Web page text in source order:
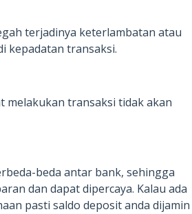
terjadinya keterlambatan atau
kepadatan transaksi.
melakukan transaksi tidak akan
beda antar bank, sehingga
dan dapat dipercaya. Kalau ada
pasti saldo deposit anda dijamin